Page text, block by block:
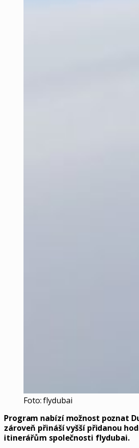
Foto: flydubai
Program nabízí možnost poznat
zároveň přináší vyšší přidanou
itinerářům společnosti flydubai.